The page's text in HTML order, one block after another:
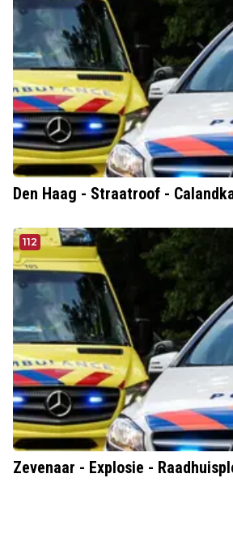
Den Haag - Straatroof -
112
Zevenaar - Explosie -